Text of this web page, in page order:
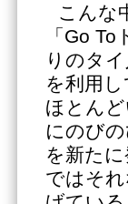
こんな
「Go
りのタ
を利用
ほとん
にのび
を新た
ではそ